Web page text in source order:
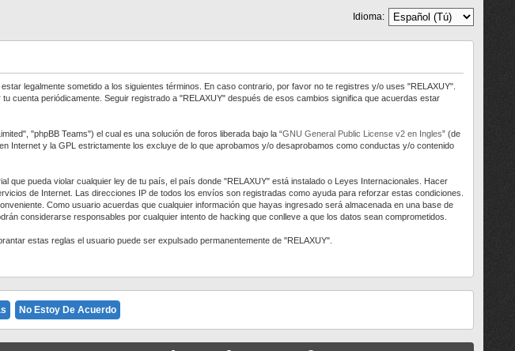
Idioma:
legalmente sometido a los siguientes términos. En caso contrario, por favor no te registres y/o uses "RELAXUY".
cuenta periódicamente. Seguir registrado a "RELAXUY" después de esos cambios significa que acuerdas estar
"phpBB Teams") el cual es una solución de foros liberada bajo la “GNU General Public License v2 en Ingles” (de
Internet y la GPL estrictamente los excluye de lo que aprobamos y/o desaprobamos como conductas y/o contenido
pueda violar cualquier ley de tu país, el país donde "RELAXUY" está instalado o Leyes Internacionales. Hacer
de Internet. Las direcciones IP de todos los envíos son registradas como ayuda para reforzar estas condiciones.
Como usuario acuerdas que cualquier información que hayas ingresado será almacenada en una base de
considerarse responsables por cualquier intento de hacking que conlleve a que los datos sean comprometidos.
estas reglas el usuario puede ser expulsado permanentemente de "RELAXUY".